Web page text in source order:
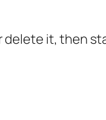
delete it, then